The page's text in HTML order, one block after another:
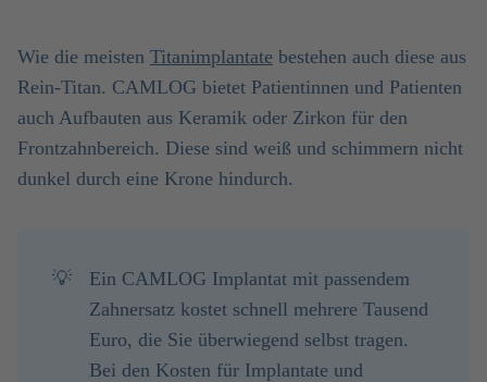
Wie die meisten Titanimplantate bestehen auch diese aus
Rein-Titan. CAMLOG bietet Patientinnen und Patienten
auch Aufbauten aus Keramik oder Zirkon für den
Frontzahnbereich. Diese sind weiß und schimmern nicht
dunkel durch eine Krone hindurch.
💡
Ein CAMLOG Implantat mit passendem
Zahnersatz kostet schnell mehrere Tausend
Euro, die Sie überwiegend selbst tragen.
Bei den Kosten für Implantate und